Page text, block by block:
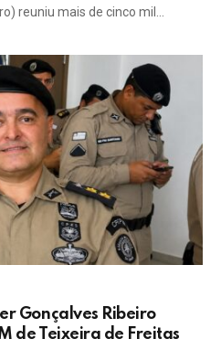
reuniu mais de cinco mil…
Gonçalves Ribeiro
de Teixeira de Freitas